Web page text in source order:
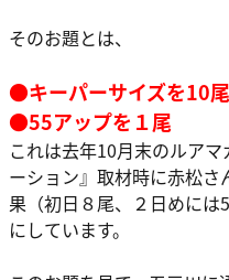
そのお題とは、
●キーパーサイズを10尾
●55アップを１尾
これは去年10月末のルア
ーション』取材時に赤松
果（初日８尾、２日めに
にしています。